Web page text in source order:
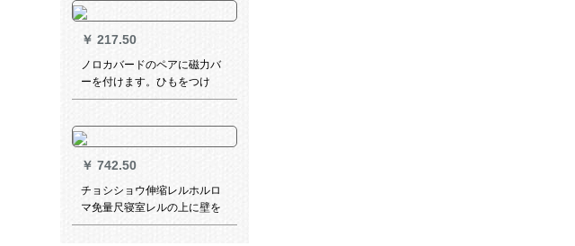
ています。简易サンバイザ小
窓ショウトリカーターの幅が
1.5*高さ2.0 m(98-155 cm幅伸
縮ロッドカーターにフィット
します。
￥ 217.50
ノロカバードのペアに磁力バ
ーを付けます。ひもをつけ
る。沖縄を縛ります。
￥ 742.50
チョシショウ伸缩レルホルロ
マ免量尺寝室レルの上に壁を
取り付けて単双ポールの部品